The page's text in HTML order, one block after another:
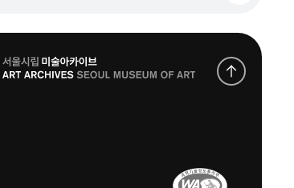
로
고